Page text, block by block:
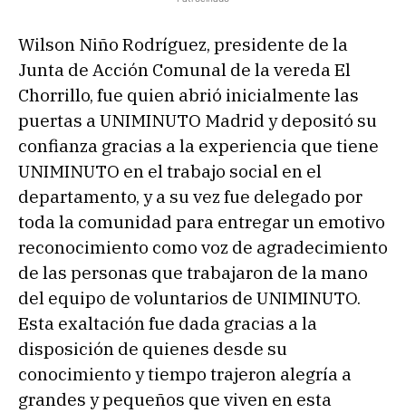
Wilson Niño Rodríguez, presidente de la
Junta de Acción Comunal de la vereda El
Chorrillo, fue quien abrió inicialmente las
puertas a UNIMINUTO Madrid y depositó su
confianza gracias a la experiencia que tiene
UNIMINUTO en el trabajo social en el
departamento, y a su vez fue delegado por
toda la comunidad para entregar un emotivo
reconocimiento como voz de agradecimiento
de las personas que trabajaron de la mano
del equipo de voluntarios de UNIMINUTO.
Esta exaltación fue dada gracias a la
disposición de quienes desde su
conocimiento y tiempo trajeron alegría a
grandes y pequeños que viven en esta